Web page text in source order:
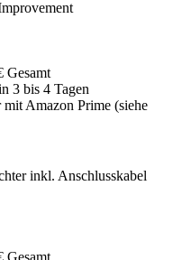
Gesamt
3 bis 4 Tagen
Amazon Prime (siehe
inkl. Anschlusskabel
Gesamt